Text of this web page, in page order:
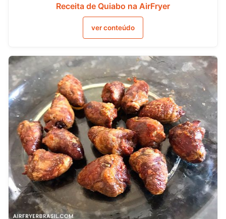
Receita de Quiabo na AirFryer
ver conteúdo